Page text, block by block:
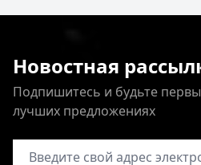
Новостная
Подпишитесь и будьте
лучших предложениях
Адрес электронной почты